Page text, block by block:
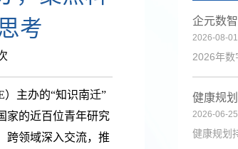
考
）主办的“知识南迁”
家的近百位青年研究
跨领域深入交流，推
2026-08-01
2026-06-25